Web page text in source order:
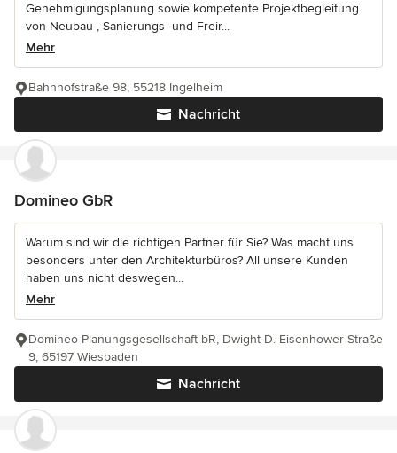
Genehmigungsplanung sowie kompetente Projektbegleitung
von Neubau-, Sanierungs- und Freir...
Mehr
Nachricht
Bahnhofstraße 98, 55218 Ingelheim
Domineo GbR
Warum sind wir die richtigen Partner für Sie? Was macht uns
besonders unter den Architekturbüros? All unsere Kunden
haben uns nicht deswegen...
Mehr
Nachricht
Domineo Planungsgesellschaft bR, Dwight-D.-Eisenhower-Straße
9, 65197 Wiesbaden